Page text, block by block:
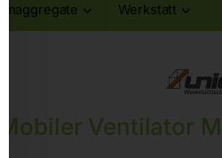
Werkstatt
Mobiler Ventilator